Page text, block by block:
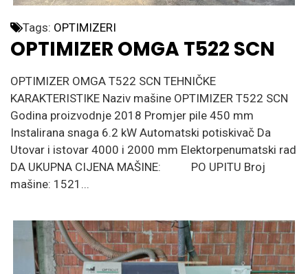
Tags: OPTIMIZERI
OPTIMIZER OMGA T522 SCN
OPTIMIZER OMGA T522 SCN TEHNIČKE
KARAKTERISTIKE Naziv mašine OPTIMIZER T522 SCN
Godina proizvodnje 2018 Promjer pile 450 mm
Instalirana snaga 6.2 kW Automatski potiskivač Da
Utovar i istovar 4000 i 2000 mm Elektorpenumatski rad
DA UKUPNA CIJENA MAŠINE: PO UPITU Broj
mašine: 1521...